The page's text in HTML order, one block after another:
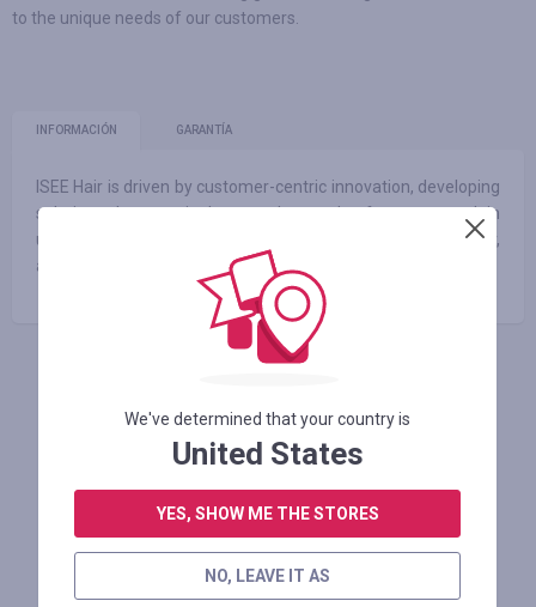
to the unique needs of our customers.
INFORMACIÓN GARANTÍA
ISEE Hair is driven by customer-centric innovation, developing
solutions that genuinely meet the needs of customers. Join
us on our journey to redefine effortless beauty. With ISEE Hair,
achieving stunning, hassle-free hair has never been easier.
Tiendas similares
We've determined that your country is
United States
YES, SHOW ME THE STORES
NO, LEAVE IT AS